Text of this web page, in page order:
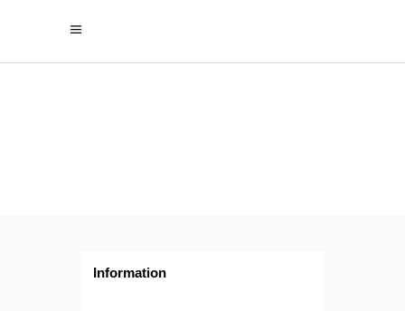
Information